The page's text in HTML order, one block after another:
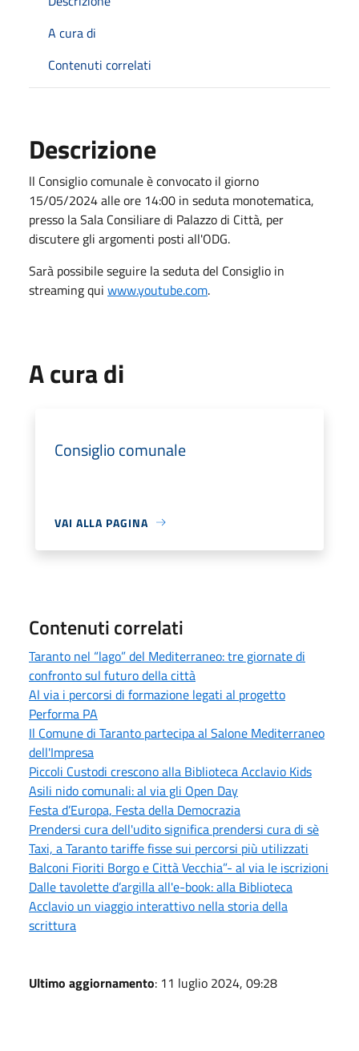
A cura di
Contenuti correlati
Descrizione
ll Consiglio comunale è convocato il giorno
15/05/2024 alle ore 14:00 in seduta monotematica,
presso la Sala Consiliare di Palazzo di Città, per
discutere gli argomenti posti all'ODG.
Sarà possibile seguire la seduta del Consiglio in
streaming qui www.youtube.com.
A cura di
Consiglio comunale
VAI ALLA PAGINA
Contenuti correlati
Taranto nel “lago” del Mediterraneo: tre giornate di
confronto sul futuro della città
Al via i percorsi di formazione legati al progetto
Performa PA
Il Comune di Taranto partecipa al Salone Mediterraneo
dell'Impresa
Piccoli Custodi crescono alla Biblioteca Acclavio Kids
Asili nido comunali: al via gli Open Day
Festa d’Europa, Festa della Democrazia
Prendersi cura dell'udito significa prendersi cura di sè
Taxi, a Taranto tariffe fisse sui percorsi più utilizzati
Balconi Fioriti Borgo e Città Vecchia”- al via le iscrizioni
Dalle tavolette d’argilla all'e-book: alla Biblioteca
Acclavio un viaggio interattivo nella storia della
scrittura
Ultimo aggiornamento: 11 luglio 2024, 09:28